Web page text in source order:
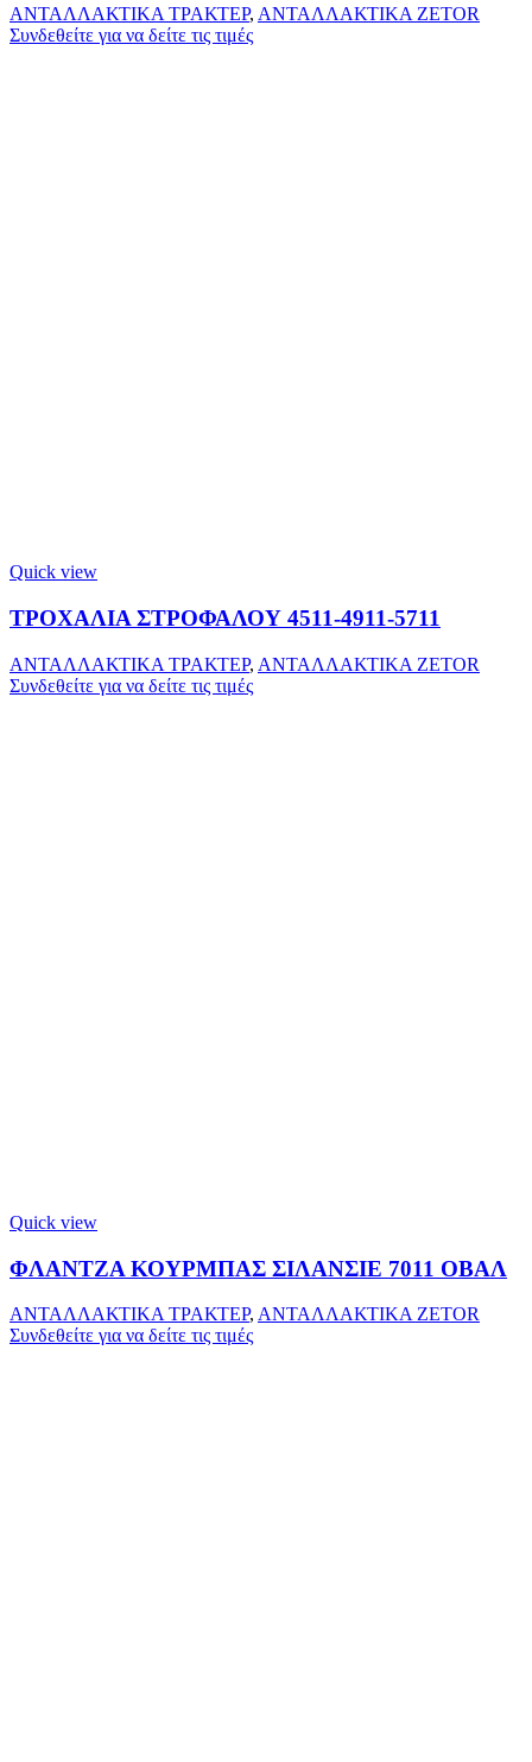
ΑΝΤΑΛΛΑΚΤΙΚΑ ΤΡΑΚΤΕΡ, ΑΝΤΑΛΛΑΚΤΙΚΑ ZETOR
Συνδεθείτε για να δείτε τις τιμές
Quick view
ΤΡΟΧΑΛΙΑ ΣΤΡΟΦΑΛΟΥ 4511-4911-5711
ΑΝΤΑΛΛΑΚΤΙΚΑ ΤΡΑΚΤΕΡ, ΑΝΤΑΛΛΑΚΤΙΚΑ ZETOR
Συνδεθείτε για να δείτε τις τιμές
Quick view
ΦΛΑΝΤΖΑ ΚΟΥΡΜΠΑΣ ΣΙΛΑΝΣΙΕ 7011 ΟΒΑΛ
ΑΝΤΑΛΛΑΚΤΙΚΑ ΤΡΑΚΤΕΡ, ΑΝΤΑΛΛΑΚΤΙΚΑ ZETOR
Συνδεθείτε για να δείτε τις τιμές